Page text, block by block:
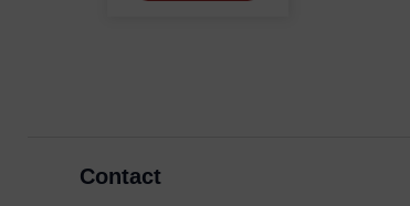
Contact